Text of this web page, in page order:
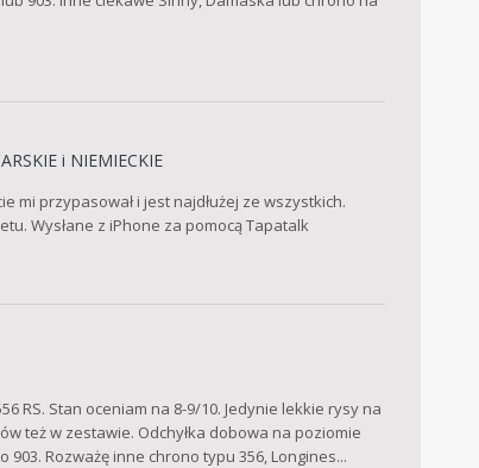
i NIEMIECKIE
mi przypasował i jest najdłużej ze wszystkich.
Wysłane z iPhone za pomocą Tapatalk
RS. Stan oceniam na 8-9/10. Jedynie lekkie rysy na
też w zestawie. Odchyłka dobowa na poziomie
903. Rozważę inne chrono typu 356, Longines...